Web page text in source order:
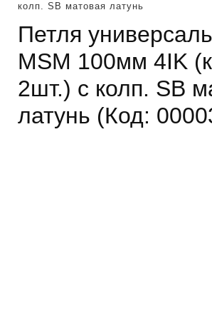
колп. SB матовая латунь
Петля
MSM 100мм 4IK
2шт.) с колп. SB
латунь (Код: